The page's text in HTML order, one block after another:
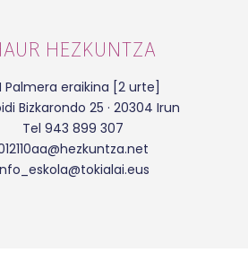
HEZKUNTZA
Palmera eraikina [2 urte]
Bizkarondo 25 · 20304 Irun
Tel 943 899 307